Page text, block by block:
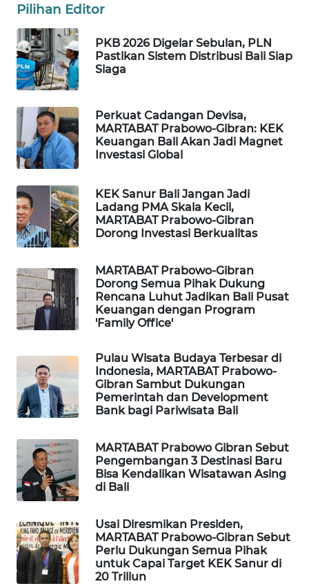
Pilihan Editor
PKB 2026 Digelar Sebulan, PLN
Pastikan Sistem Distribusi Bali Siap
Siaga
Perkuat Cadangan Devisa,
MARTABAT Prabowo-Gibran: KEK
Keuangan Bali Akan Jadi Magnet
Investasi Global
KEK Sanur Bali Jangan Jadi
Ladang PMA Skala Kecil,
MARTABAT Prabowo-Gibran
Dorong Investasi Berkualitas
MARTABAT Prabowo-Gibran
Dorong Semua Pihak Dukung
Rencana Luhut Jadikan Bali Pusat
Keuangan dengan Program
'Family Office'
Pulau Wisata Budaya Terbesar di
Indonesia, MARTABAT Prabowo-
Gibran Sambut Dukungan
Pemerintah dan Development
Bank bagi Pariwisata Bali
MARTABAT Prabowo Gibran Sebut
Pengembangan 3 Destinasi Baru
Bisa Kendalikan Wisatawan Asing
di Bali
Usai Diresmikan Presiden,
MARTABAT Prabowo-Gibran Sebut
Perlu Dukungan Semua Pihak
untuk Capai Target KEK Sanur di
20 Triliun
LAPAK
WAHANA
Wahana
Network
KONSUMEN
LISTRIK
MASYARAKAT
WALINKI
ID
MAWAKA
ID
MARTABAT
NET
PLN
WATCH
MKLI
LPKKI
LKKI
KOPEKLIN
PORTAL
KONSUMEN